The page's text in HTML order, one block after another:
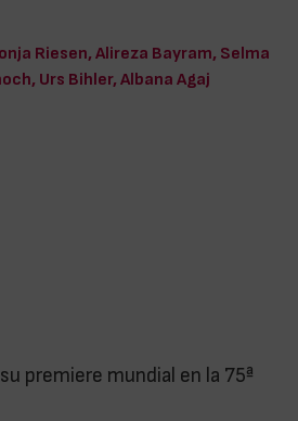
Riesen, Alireza Bayram, Selma
Urs Bihler, Albana Agaj
premiere mundial en la 75ª